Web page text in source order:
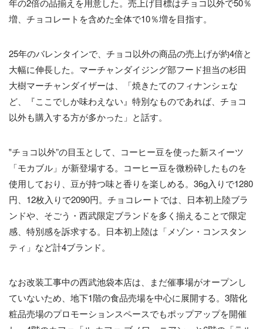
増、チョコレートを含めた全体で10％増を目指す。
25年のバレンタインで、チョコ以外の商品の売上げが約4倍と
大幅に伸長した。マーチャンダイジング部フード担当の杉田
大樹マーチャンダイザーは、「焼きたてのフィナンシェな
ど、『ここでしか味わえない』特別なものであれば、チョコ
以外も購入する方が多かった」と話す。
‟チョコ以外”の目玉として、コーヒー豆を使った新スイーツ
「モカブル」が新登場する。コーヒー豆を微粉砕したものを
使用しており、豆が持つ味と香りを楽しめる。36g入りで1280
円、12枚入りで2090円。チョコレートでは、日本初上陸ブラ
ンドや、そごう・西武限定ブランドを多く揃えることで限定
感、特別感を訴求する。日本初上陸は「メゾン・コンスタン
ティ」など計4ブランド。
なお改装工事中の西武池袋本店は、まだ催事場がオープンし
ていないため、地下1階の食品売場を中心に展開する。3階化
粧品売場のプロモーションスペースでもポップアップを開催